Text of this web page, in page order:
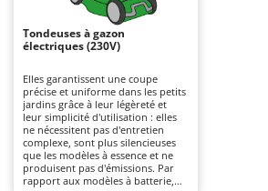
Brouettes à moteur
Broyeurs à axe horizontal pour
Butteurs pour tracteur
C
Chargeurs de batterie -
Charrues pour tracteur
Attila
Ausonia
Awelco
B
Baesso
Bahco
Tondeuses à gazon
électriques (230V)
Elles garantissent une coupe
précise et uniforme dans les petits
jardins grâce à leur légèreté et
leur simplicité d'utilisation : elles
ne nécessitent pas d'entretien
complexe, sont plus silencieuses
que les modèles à essence et ne
produisent pas d'émissions. Par
rapport aux modèles à batterie,